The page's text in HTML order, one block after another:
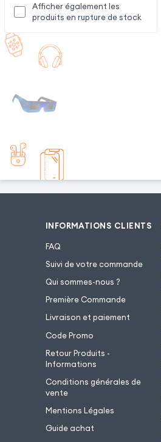
Afficher également les
produits en rupture de stock
INFORMATIONS CLIENTS
FAQ
Suivi de votre commande
Qui sommes-nous ?
Première Commande
Livraison et paiement
Code Promo
Retour Produits -
Informations
Conditions générales de
vente
Mentions Légales
Guide achat